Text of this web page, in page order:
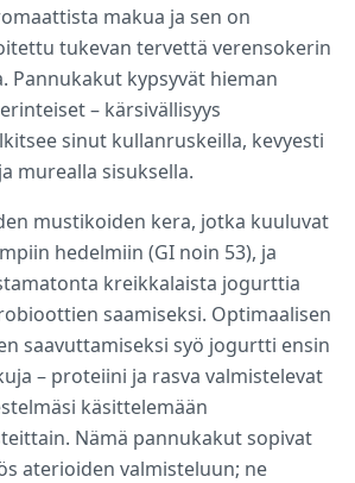
makua ja sen on
tukevan tervettä verensokerin
Pannukakut kypsyvät hieman
– kärsivällisyys
sinut kullanruskeilla, kevyesti
murealla sisuksella.
mustikoiden kera, jotka kuuluvat
hedelmiin (GI noin 53), ja
kreikkalaista jogurttia
saamiseksi. Optimaalisen
saavuttamiseksi syö jogurtti ensin
– proteiini ja rasva valmistelevat
käsittelemään
Nämä pannukakut sopivat
aterioiden valmisteluun; ne